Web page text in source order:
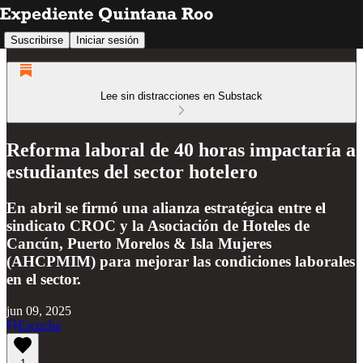
Suscribirse Iniciar sesión
Lee sin distracciones en Substack
Reforma laboral de 40 horas impactaría a
estudiantes del sector hotelero
En abril se firmó una alianza estratégica entre el
sindicato CROC y la Asociación de Hoteles de
Cancún, Puerto Morelos & Isla Mujeres
(AHCPMIM) para mejorar las condiciones laborales
en el sector.
jun 09, 2025
Escucha